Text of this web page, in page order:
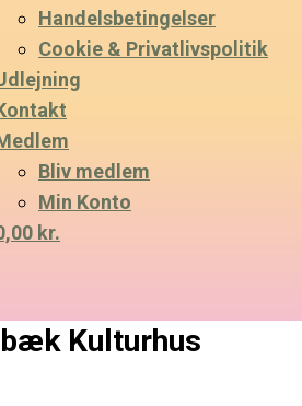
Handelsbetingelser
Cookie & Privatlivspolitik
Bliv medlem
Min Konto
kr.
Kulturhus